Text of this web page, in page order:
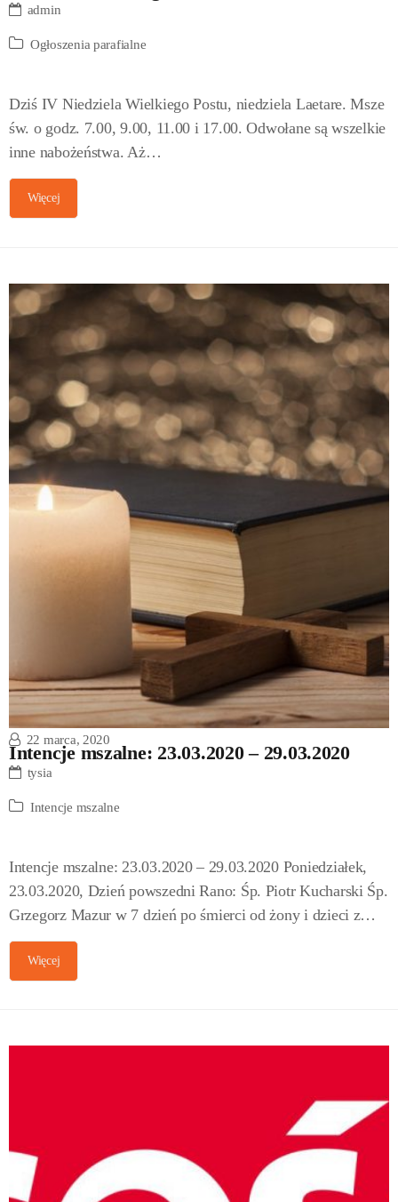
admin
Ogłoszenia parafialne
Dziś IV Niedziela Wielkiego Postu, niedziela Laetare. Msze
św. o godz. 7.00, 9.00, 11.00 i 17.00. Odwołane są wszelkie
inne nabożeństwa. Aż…
Więcej
Intencje mszalne: 23.03.2020 – 29.03.2020
22 marca, 2020
tysia
Intencje mszalne
Intencje mszalne: 23.03.2020 – 29.03.2020 Poniedziałek,
23.03.2020, Dzień powszedni Rano: Śp. Piotr Kucharski Śp.
Grzegorz Mazur w 7 dzień po śmierci od żony i dzieci z…
Więcej